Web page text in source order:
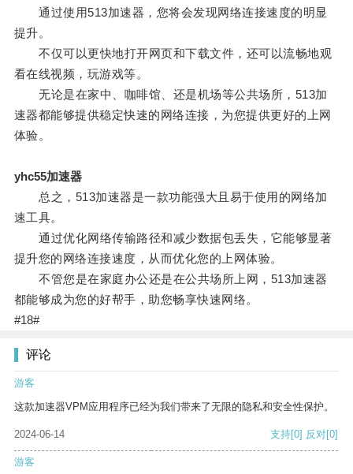
通过使用513加速器，您将会发现网络连接速度的明显
提升。
不仅可以更快地打开网页和下载文件，还可以流畅地观
看在线视频，玩游戏等。
无论是在家中、咖啡馆、还是机场等公共场所，513加
速器都能够提供稳定快速的网络连接，为您提供更好的上网
体验。
yhc55加速器
总之，513加速器是一款功能强大且易于使用的网络加
速工具。
通过优化网络传输路径和减少数据包丢失，它能够显著
提升您的网络连接速度，从而优化您的上网体验。
不管您是在家庭办公还是在公共场所上网，513加速器
都能够成为您的好帮手，助您畅享快速网络。
#18#
评论
游客
这款加速器VPM应用程序已经为我们带来了无限的隐私和安全性保护。
2024-06-14 支持[0] 反对[0]
游客